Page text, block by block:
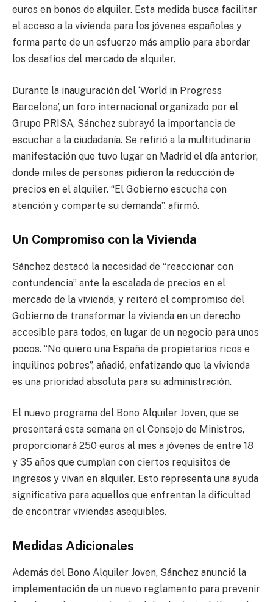
euros en bonos de alquiler. Esta medida busca facilitar
el acceso a la vivienda para los jóvenes españoles y
forma parte de un esfuerzo más amplio para abordar
los desafíos del mercado de alquiler.
Durante la inauguración del ‘World in Progress
Barcelona’, un foro internacional organizado por el
Grupo PRISA, Sánchez subrayó la importancia de
escuchar a la ciudadanía. Se refirió a la multitudinaria
manifestación que tuvo lugar en Madrid el día anterior,
donde miles de personas pidieron la reducción de
precios en el alquiler. “El Gobierno escucha con
atención y comparte su demanda”, afirmó.
Un Compromiso con la Vivienda
Sánchez destacó la necesidad de “reaccionar con
contundencia” ante la escalada de precios en el
mercado de la vivienda, y reiteró el compromiso del
Gobierno de transformar la vivienda en un derecho
accesible para todos, en lugar de un negocio para unos
pocos. “No quiero una España de propietarios ricos e
inquilinos pobres”, añadió, enfatizando que la vivienda
es una prioridad absoluta para su administración.
El nuevo programa del Bono Alquiler Joven, que se
presentará esta semana en el Consejo de Ministros,
proporcionará 250 euros al mes a jóvenes de entre 18
y 35 años que cumplan con ciertos requisitos de
ingresos y vivan en alquiler. Esto representa una ayuda
significativa para aquellos que enfrentan la dificultad
de encontrar viviendas asequibles.
Medidas Adicionales
Además del Bono Alquiler Joven, Sánchez anunció la
implementación de un nuevo reglamento para prevenir